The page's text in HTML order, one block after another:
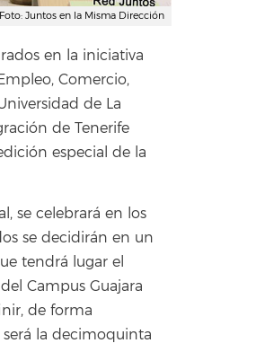
Foto: Juntos en la Misma Dirección
en la iniciativa
Comercio,
de La
de Tenerife
especial de la
se celebrará en los
se decidirán en un
tendrá lugar el
Campus Guajara
de forma
la decimoquinta